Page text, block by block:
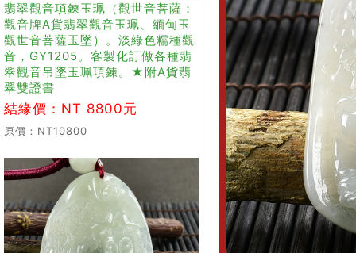
翡翠觀音項鍊玉珮（觀世音菩薩：
觀音牌A貨翡翠觀音玉珮、緬甸玉
觀世音菩薩玉墜）。淡綠色糯種觀
音，GY1205。客製化訂做各種翡
翠觀音吊墜玉珮項鍊。★附A貨翡
翠雙證書
結緣價：NT 8800元
原價：NT10800